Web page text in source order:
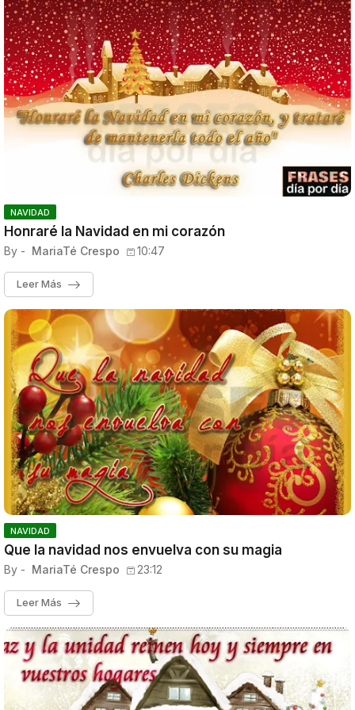
NAVIDAD
Honraré la Navidad en mi corazón
By - MariaTé Crespo 10:47
Leer Más
NAVIDAD
Que la navidad nos envuelva con su magia
By - MariaTé Crespo 23:12
Leer Más